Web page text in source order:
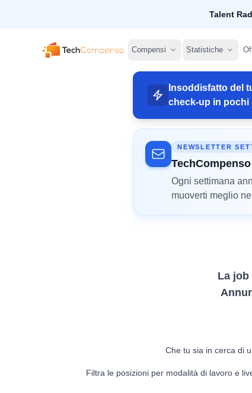
Talent
TechCompenso
Compensi Statistiche
Insoddisfatto del
check-up in pochi
NEWSLETTER
Ogni settimana
muoverti meglio
La job
Che tu sia in cerca di
Filtra le posizioni per modalità di lavoro e